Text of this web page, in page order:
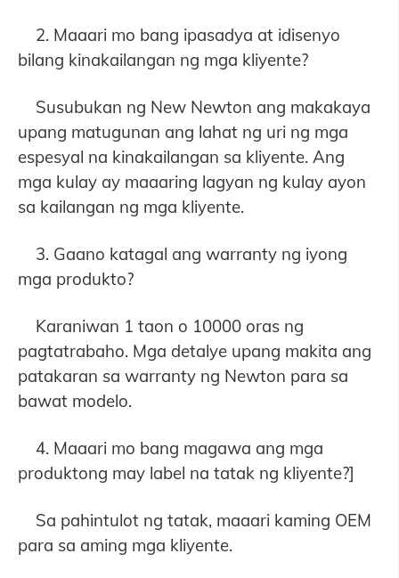
2. Maaari mo bang ipasadya at idisenyo
bilang kinakailangan ng mga kliyente?
Susubukan ng New Newton ang makakaya
upang matugunan ang lahat ng uri ng mga
espesyal na kinakailangan sa kliyente. Ang
mga kulay ay maaaring lagyan ng kulay ayon
sa kailangan ng mga kliyente.
3. Gaano katagal ang warranty ng iyong
mga produkto?
Karaniwan 1 taon o 10000 oras ng
pagtatrabaho. Mga detalye upang makita ang
patakaran sa warranty ng Newton para sa
bawat modelo.
4. Maaari mo bang magawa ang mga
produktong may label na tatak ng kliyente?]
Sa pahintulot ng tatak, maaari kaming OEM
para sa aming mga kliyente.